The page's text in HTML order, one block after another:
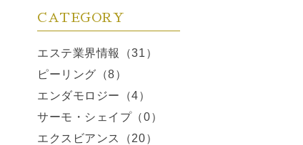
CATEGORY
エステ業界情報（31）
ピーリング（8）
エンダモロジー（4）
サーモ・シェイプ（0）
エクスビアンス（20）